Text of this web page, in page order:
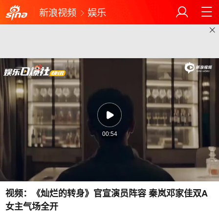
新浪视频 娱乐
00:54
视频：《灿烂的转身》官宣演员阵容 秦岚邓家佳双A
女主气场全开